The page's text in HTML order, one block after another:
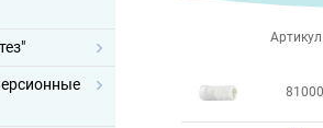
Артикул